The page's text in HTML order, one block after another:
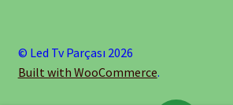
© Led Tv Parçası 2026
Built with WooCommerce.